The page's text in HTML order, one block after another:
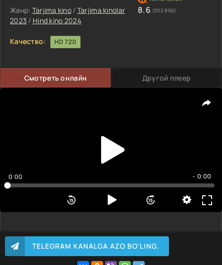
Жанр: Tarjima kino / Tarjima kinolar
2023 / Hind kino 2024
8.6 (302 856)
Качество: HD 720
Смотреть онлайн Другой плеер
0:00 - 0:00
TELEGRAM KANALGA AZO BO'LING.